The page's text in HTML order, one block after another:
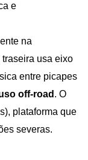
e
na
usa eixo
entre picapes
off-road . O
plataforma que
severas.